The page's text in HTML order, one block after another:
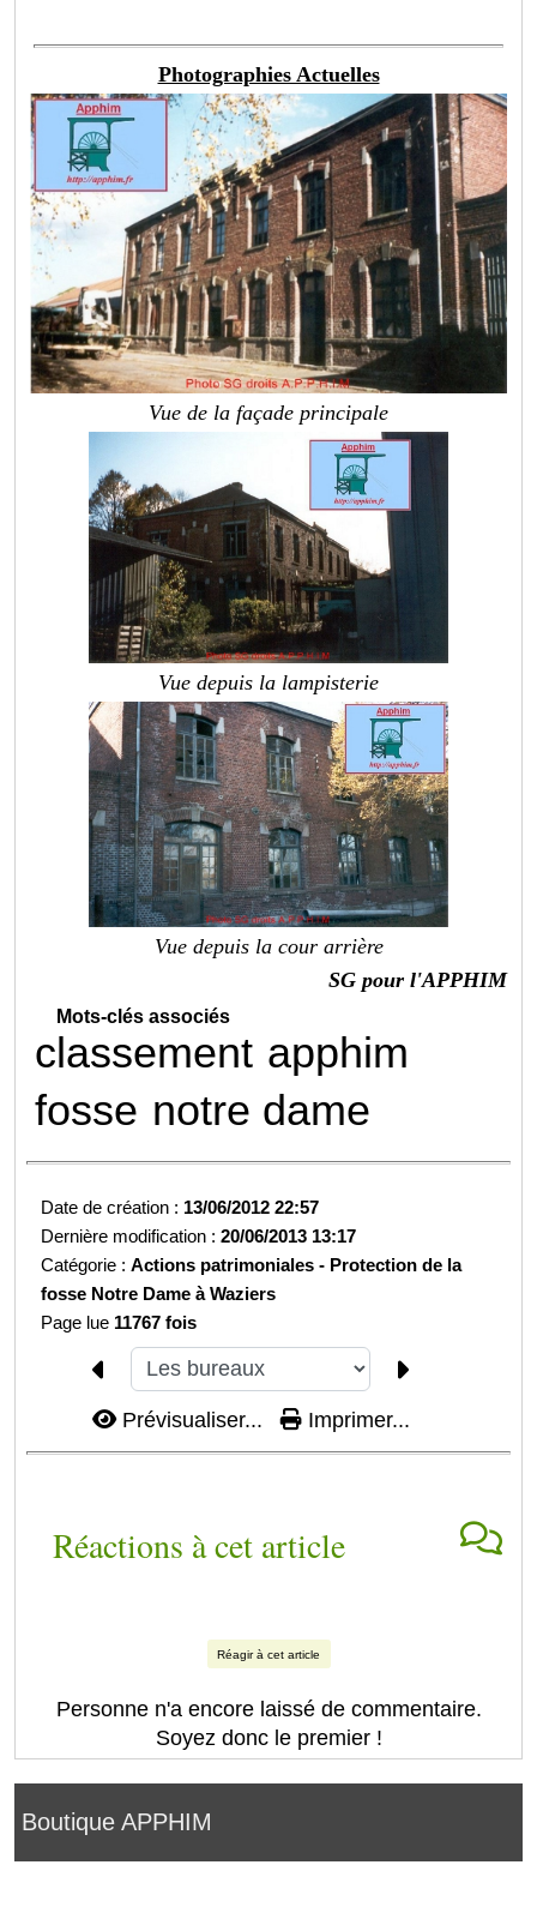
Boutique APPHIM
Photographies Actuelles
Vue de la façade principale
Vue depuis la lampisterie
Vue depuis la cour arrière
SG pour l'APPHIM
Mots-clés associés
classement apphim
fosse notre dame
Date de création : 13/06/2012 22:57
Dernière modification :20/06/2013 13:17
Catégorie :Actions patrimoniales - Protection de la
fosse Notre Dame à Waziers
Page lue 11767 fois
Prévisualiser... Imprimer...
Réactions à cet article
Réagir à cet article
Personne n'a encore laissé de commentaire.
Soyez donc le premier !